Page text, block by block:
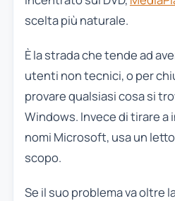
scelta più naturale.
È la strada che tende ad
utenti non tecnici, o per
provare qualsiasi cosa si
Windows. Invece di tirare a
nomi Microsoft, usa un
scopo.
Se il suo problema va oltre